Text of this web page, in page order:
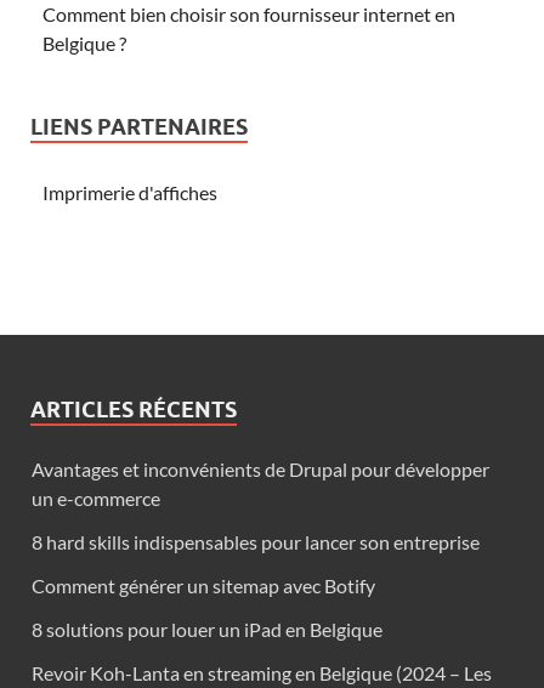
Comment bien choisir son fournisseur internet en
Belgique ?
LIENS PARTENAIRES
Imprimerie d'affiches
ARTICLES RÉCENTS
Avantages et inconvénients de Drupal pour développer
un e-commerce
8 hard skills indispensables pour lancer son entreprise
Comment générer un sitemap avec Botify
8 solutions pour louer un iPad en Belgique
Revoir Koh-Lanta en streaming en Belgique (2024 – Les